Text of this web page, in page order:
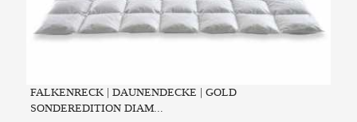
FALKENRECK | DAUNENDECKE | GOLD
SONDEREDITION DIAM...